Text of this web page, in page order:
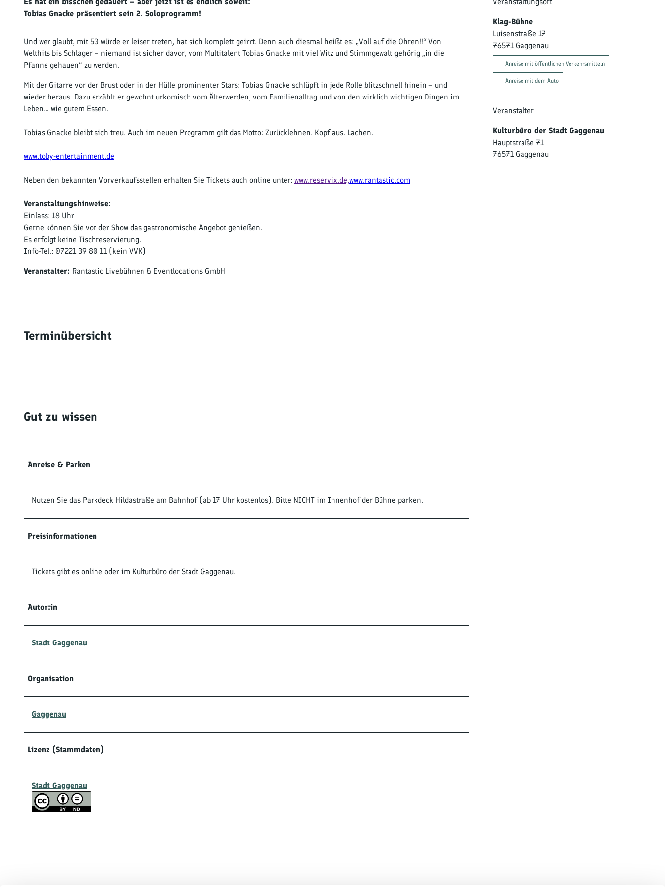
Tobias Gnacke präsentiert sein 2. Soloprogramm!
Und wer glaubt, mit 50 würde er leiser treten, hat sich komplett geirrt. Denn auch diesmal heißt es: „Voll auf die Ohren!!“ Von
Welthits bis Schlager – niemand ist sicher davor, vom Multitalent Tobias Gnacke mit viel Witz und Stimmgewalt gehörig „in die
Pfanne gehauen“ zu werden.
Mit der Gitarre vor der Brust oder in der Hülle prominenter Stars: Tobias Gnacke schlüpft in jede Rolle blitzschnell hinein – und
wieder heraus. Dazu erzählt er gewohnt urkomisch vom Älterwerden, vom Familienalltag und von den wirklich wichtigen Dingen im
Leben… wie gutem Essen.
Tobias Gnacke bleibt sich treu. Auch im neuen Programm gilt das Motto: Zurücklehnen. Kopf aus. Lachen.
www.toby-entertainment.de
Neben den bekannten Vorverkaufsstellen erhalten Sie Tickets auch online unter: www.reservix.de,www.rantastic.com
Veranstaltungshinweise:
Einlass: 18 Uhr
Gerne können Sie vor der Show das gastronomische Angebot genießen.
Es erfolgt keine Tischreservierung.
Info-Tel.: 07221 39 80 11 (kein VVK)
Veranstalter: Rantastic Livebühnen & Eventlocations GmbH
Terminübersicht
Gut zu wissen
Anreise & Parken
Nutzen Sie das Parkdeck Hildastraße am Bahnhof (ab 17 Uhr kostenlos). Bitte NICHT im Innenhof der Bühne parken.
Preisinformationen
Tickets gibt es online oder im Kulturbüro der Stadt Gaggenau.
Autor:in
Stadt Gaggenau
Organisation
Gaggenau
Lizenz (Stammdaten)
Stadt Gaggenau
Klag-Bühne
Luisenstraße 17
76571 Gaggenau
Anreise mit öffentlichen Verkehrsmitteln
Anreise mit dem Auto
Veranstalter
Kulturbüro der Stadt Gaggenau
Hauptstraße 71
76571 Gaggenau